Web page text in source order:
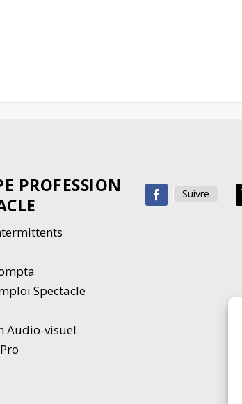
PROFESSION
Spectacle
Audio-visuel
Suivre